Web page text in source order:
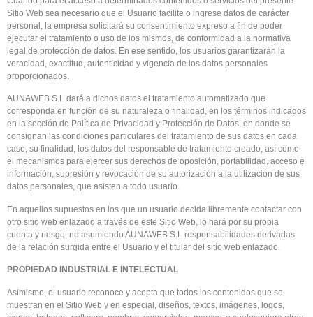
Sitio Web sea necesario que el Usuario facilite o ingrese datos de carácter
personal, la empresa solicitará su consentimiento expreso a fin de poder
ejecutar el tratamiento o uso de los mismos, de conformidad a la normativa
legal de protección de datos. En ese sentido, los usuarios garantizarán la
veracidad, exactitud, autenticidad y vigencia de los datos personales
proporcionados.
AUNAWEB S.L dará a dichos datos el tratamiento automatizado que
corresponda en función de su naturaleza o finalidad, en los términos indicados
en la sección de Política de Privacidad y Protección de Datos, en donde se
consignan las condiciones particulares del tratamiento de sus datos en cada
caso, su finalidad, los datos del responsable de tratamiento creado, así como
el mecanismos para ejercer sus derechos de oposición, portabilidad, acceso e
información, supresión y revocación de su autorización a la utilización de sus
datos personales, que asisten a todo usuario.
En aquellos supuestos en los que un usuario decida libremente contactar con
otro sitio web enlazado a través de este Sitio Web, lo hará por su propia
cuenta y riesgo, no asumiendo AUNAWEB S.L responsabilidades derivadas
de la relación surgida entre el Usuario y el titular del sitio web enlazado.
PROPIEDAD INDUSTRIAL E INTELECTUAL
Asimismo, el usuario reconoce y acepta que todos los contenidos que se
muestran en el Sitio Web y en especial, diseños, textos, imágenes, logos,